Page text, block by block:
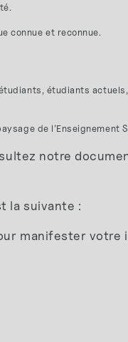
connue et reconnue.
étudiants
de
notre
la suivante :
manifester